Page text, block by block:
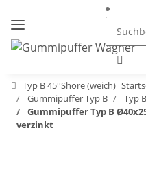
Typ B 45°Shore (weich)
Gummipuffer Typ B
Typ
Gummipuffer Typ B
verzinkt